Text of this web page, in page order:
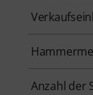
Anzahl der